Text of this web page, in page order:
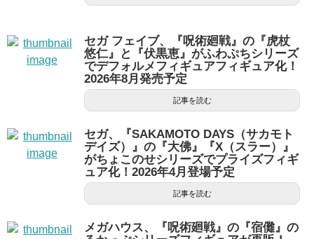
セガ フェイブ、『呪術廻戦』の『虎杖
悠仁』と『伏黒恵』がふわぷちシリーズ
でデフォルメフィギュアフィギュア化！
2026年8月発売予定
記事を読む
セガ、『SAKAMOTO DAYS（サカモト
デイズ）』の『大佛』『X（スラー）』
がちょこのせシリーズでプライズフィギ
ュア化！2026年4月登場予定
記事を読む
メガハウス、『呪術廻戦』の『宿儺』の